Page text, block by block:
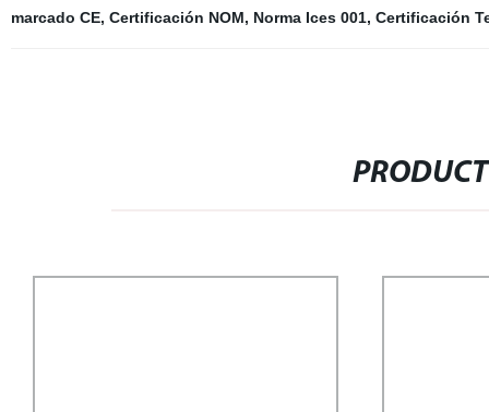
marcado CE, Certificación NOM, Norma Ices 001, Certificación